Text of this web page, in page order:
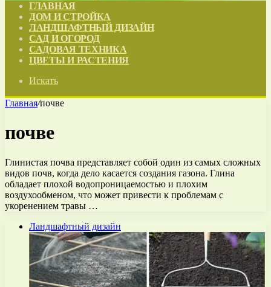
ГЛАВНАЯ
ДОМ И СТРОЙКА
ЛАНДШАФТНЫЙ ДИЗАЙН
САД И ОГОРОД
САДОВАЯ ТЕХНИКА
ЦВЕТЫ И РАСТЕНИЯ
Искать
Главная/почве
почве
Глинистая почва представляет собой один из самых сложных
видов почв, когда дело касается создания газона. Глина
обладает плохой водопроницаемостью и плохим
воздухообменом, что может привести к проблемам с
укоренением травы …
Ландшафтный дизайн